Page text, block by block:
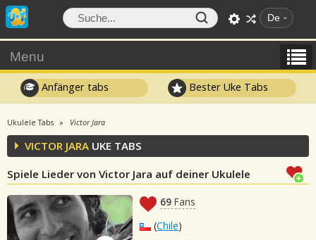
De
Menu
Anfänger tabs Bester Uke Tabs
Ukulele Tabs Victor Jara
VICTOR JARA UKE TABS
Spiele Lieder von Victor Jara auf deiner Ukulele
69 Fans
(Chile)